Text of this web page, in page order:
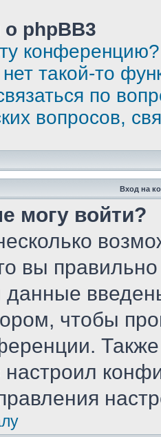
phpBB3
конференцию?
такой-то
по
вопросов,
Вход на
могу войти?
вы
данные
чтобы
настроил